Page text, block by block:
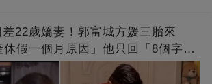
22歲嬌妻！郭富城方媛三胎來
休假一個月原因」他只回「8個字」